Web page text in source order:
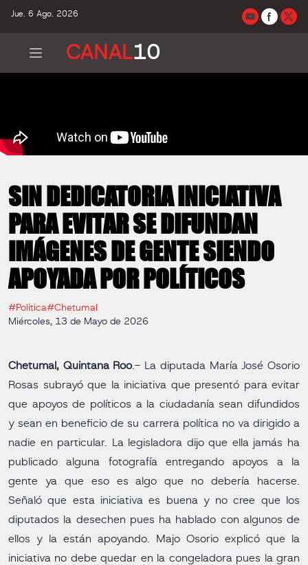
Jue. 6 Ago. 2026
CANAL10
SIN DEDICATORIA INICIATIVA
PARA EVITAR SE DIFUNDAN
IMÁGENES DE GENTE SIENDO
APOYADA POR POLÍTICOS
#Política#Chetumal
Miércoles, 13 de Mayo de 2026
Chetumal, Quintana Roo.- La diputada María José Osorio
Rosas subrayó que la iniciativa que presentó para evitar
que apoyos de políticos a la ciudadanía sean difundidos
y sean en beneficio de su carrera política no va dirigido a
nadie en particular. La legisladora dijo que ella jamás ha
publicado alguna fotografía entregando apoyos a la
gente ya que eso es algo que no debería hacerse.
Señaló que esta iniciativa es buena y no cree que los
diputados la desechen pues ha hablado con algunos de
ellos y la están apoyando. Majo Osorio explicó que la
iniciativa no debe quedar en la congeladora pues la gran